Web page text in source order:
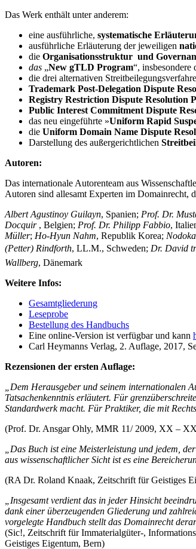
Das Werk enthält unter anderem:
eine ausführliche, systematische
ausführliche Erläuterung der jeweiligen
die Organisationsstruktur und
das „New gTLD Program“,
die drei alternativen
Trademark Post-Delegation Dispute
Registry Restriction Dispute Resolution
Public Interest Commitment Dispute
das neu eingeführte »Uniform Rapid
die Uniform Domain Name Dispute
Darstellung des außergerichtlichen
Autoren:
Das internationale Autorenteam aus
Autoren sind allesamt Experten im Domainrecht,
Albert Agustinoy Guilayn, Spanien; Prof. Dr.
Docquir, Belgien; Prof. Dr. Philipp Fabbio,
Müller; Ho-Hyun Nahm, Republik Korea;
(Petter) Rindforth, LL.M., Schweden; Dr. David
Wallberg, Dänemark
Weitere Infos:
Gesamtgliederung
Leseprobe
Bestellung des Handbuchs
Eine online-Version ist verfügbar und kann
Carl Heymanns Verlag, 2. Auflage, 2017,
Rezensionen der ersten Auflage:
„Dem Herausgeber und seinem internationalen
Tatsachenkenntnis erläutert. Für
Standardwerk macht. Für Praktiker, die mit
(Prof. Dr. Ansgar Ohly, MMR 11/ 2009, XX –
„Das Buch ist eine Meisterleistung und jedem,
aus wissenschaftlicher Sicht ist es eine
(RA Dr. Roland Knaak, Zeitschrift für Geistiges
„Insgesamt verdient das in jeder Hinsicht
dank einer überzeugenden Gliederung und
vorgelegte Handbuch stellt das Domainrecht
(Sic!, Zeitschrift für Immaterialgüter-,
Geistiges Eigentum, Bern)